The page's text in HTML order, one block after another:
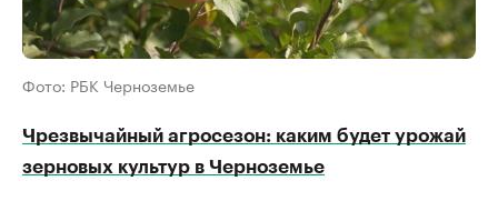
Фото: РБК Черноземье
Чрезвычайный агросезон: каким будет урожай
зерновых культур в Черноземье